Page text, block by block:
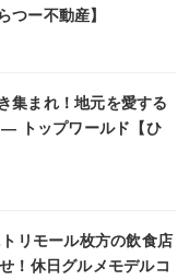
つー不動産】
集まれ！地元を愛する
― トップワールド【ひ
トリモール枚方の飲食店
！休日グルメモデルコ